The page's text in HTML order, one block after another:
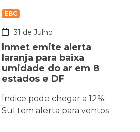
EBC
31 de Julho
Inmet emite alerta
laranja para baixa
umidade do ar em 8
estados e DF
Índice pode chegar a 12%;
Sul tem alerta para ventos